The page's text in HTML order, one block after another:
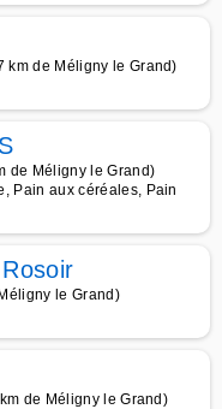
km de Méligny le Grand)
de Méligny le Grand)
Pain aux céréales, Pain
le Grand)
de Méligny le Grand)